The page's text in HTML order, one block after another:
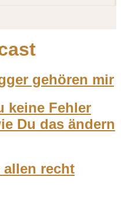
gehören mir
keine Fehler
Du das ändern
allen recht